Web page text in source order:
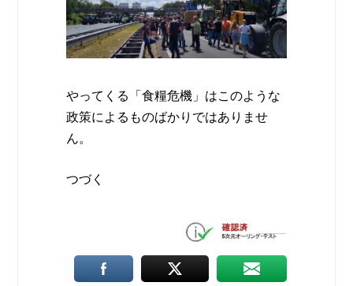
やってくる「食糧危機」はこのような
政策によるものばかりではありませ
ん。
つづく